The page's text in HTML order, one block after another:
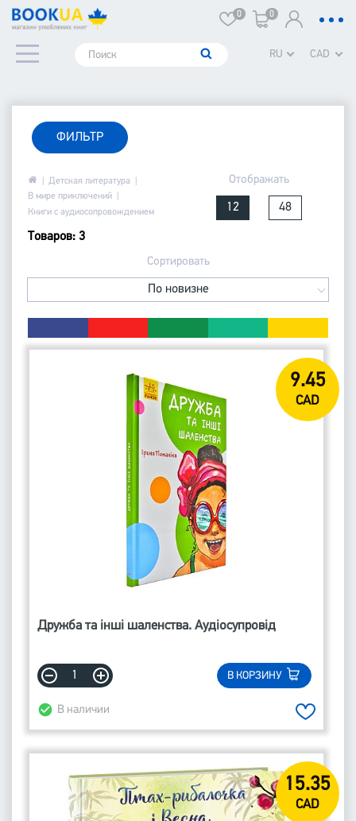
0 0
RU CAD
ФИЛЬТР
Детская литература
В мире приключений
Книги с аудиосопровождением
Товаров: 3
Отображать
12 48
Сортировать
По новизне
9.45
CAD
Дружба та інші шаленства. Аудіосупровід
В КОРЗИНУ
В наличии
15.35
CAD